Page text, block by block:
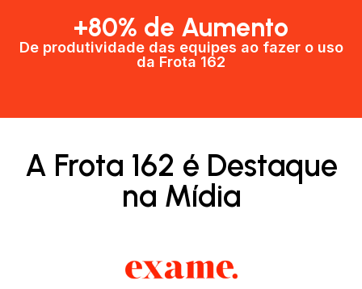
+80% de Aumento
De produtividade das equipes ao fazer o uso
da Frota 162​
A Frota 162 é Destaque
na Mídia